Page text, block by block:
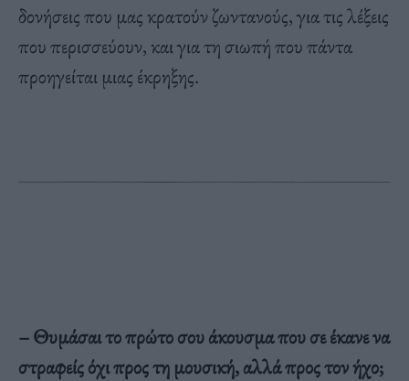
δονήσεις που μας κρατούν ζωντανούς, για τις λέξεις
που περισσεύουν, και για τη σιωπή που πάντα
προηγείται μιας έκρηξης.
– Θυμάσαι το πρώτο σου άκουσμα που σε έκανε να
στραφείς όχι προς τη μουσική, αλλά προς τον ήχο;